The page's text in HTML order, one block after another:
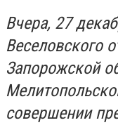
Вчера, 27
Веселовского
Запорожской
совершении